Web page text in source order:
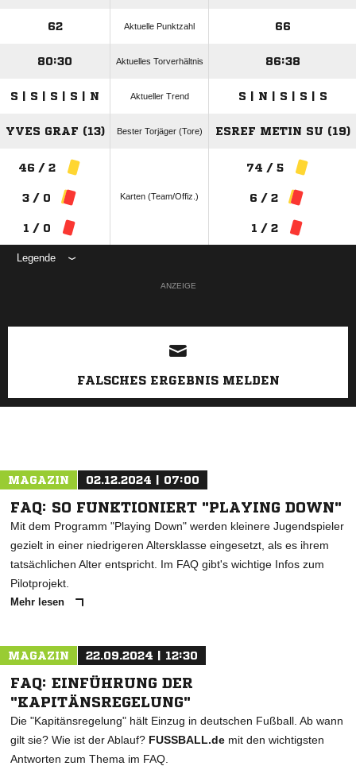
62 Aktuelle Punktzahl 66
80:30 Aktuelles Torverhältnis 86:38
S | S | S | S | N Aktueller Trend S | N | S | S | S
YVES GRAF (13) Bester Torjäger (Tore) ESREF METIN SU (19)
46 / 2
3 / 0
1 / 0
Karten (Team/Offiz.)
74 / 5
6 / 2
1 / 2
Legende
ANZEIGE
FALSCHES ERGEBNIS MELDEN
MAGAZIN 02.12.2024 | 07:00
FAQ: SO FUNKTIONIERT "PLAYING DOWN"
Mit dem Programm "Playing Down" werden kleinere Jugendspieler
gezielt in einer niedrigeren Altersklasse eingesetzt, als es ihrem
tatsächlichen Alter entspricht. Im FAQ gibt's wichtige Infos zum
Pilotprojekt.
Mehr lesen
MAGAZIN 22.09.2024 | 12:30
FAQ: EINFÜHRUNG DER
"KAPITÄNSREGELUNG"
Die "Kapitänsregelung" hält Einzug in deutschen Fußball. Ab wann
gilt sie? Wie ist der Ablauf? FUSSBALL.de mit den wichtigsten
Antworten zum Thema im FAQ.